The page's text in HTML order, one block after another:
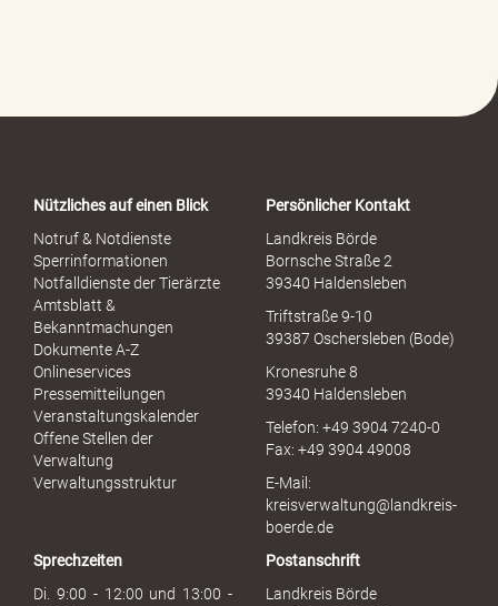
o
x
u
Nützliches auf einen Blick
Notruf & Notdienste
Sperrinformationen
Notfalldienste der Tierärzte
Amtsblatt &
Bekanntmachungen
Dokumente A-Z
Onlineservices
Pressemitteilungen
Veranstaltungskalender
Offene Stellen der
Verwaltung
Verwaltungsstruktur
Persönlicher Kontakt
Landkreis Börde
Bornsche Straße 2
39340 Haldensleben
Triftstraße 9-10
39387 Oschersleben (Bode)
Kronesruhe 8
39340 Haldensleben
Telefon: +49 3904 7240-0
Fax: +49 3904 49008
E-Mail:
kreisverwaltung@landkreis-
boerde.de
Sprechzeiten
Di. 9:00 - 12:00 und 13:00 -
Postanschrift
Landkreis Börde